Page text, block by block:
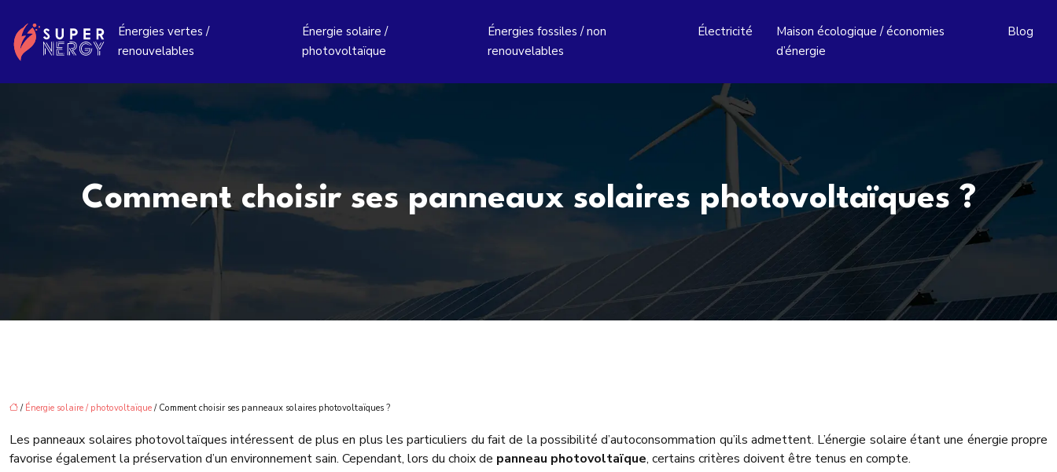
Énergies vertes /
renouvelables
Énergie solaire /
photovoltaïque
Énergies fossiles / non
renouvelables
Électricité
Maison écologique / économies
d’énergie
Blog
Comment choisir ses panneaux solaires photovoltaïques ?
/ Énergie solaire / photovoltaïque / Comment choisir ses panneaux solaires photovoltaïques ?
Les panneaux solaires photovoltaïques intéressent de plus en plus les particuliers du fait de la possibilité d’autoconsommation qu’ils admettent. L’énergie solaire étant une énergie propre
favorise également la préservation d’un environnement sain. Cependant, lors du choix de panneau photovoltaïque, certains critères doivent être tenus en compte.